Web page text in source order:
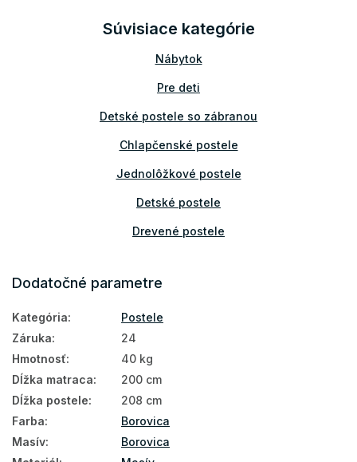
Súvisiace kategórie
Nábytok
Pre deti
Detské postele so zábranou
Chlapčenské postele
Jednolôžkové postele
Detské postele
Drevené postele
Postele
Detské postele a postieľky
Dodatočné parametre
Kategória:
Postele
Záruka:
24
Hmotnosť:
40 kg
Dĺžka matraca:
200 cm
Dĺžka postele:
208 cm
Farba:
Borovica
Masív:
Borovica